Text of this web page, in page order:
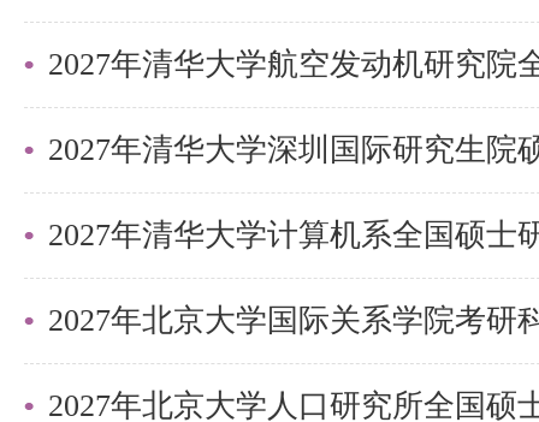
巧，专项技能拔高，学员遍布清
清北。
更多清北考研备考资料及清北考
盛世清北老师。
2027年清华大学深圳国际研究生院
2027年北京大学国际关系学院考研